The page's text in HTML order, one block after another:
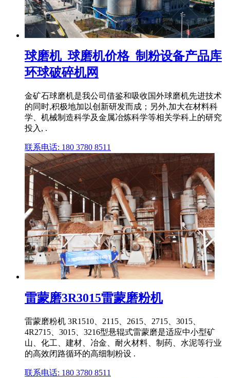
球磨机_球磨机价格_制粉设备产品库
环球破碎机网
金矿石球磨机是我公司借鉴和吸收国外球磨机先进技术
的同时,积极地加以创新研发而成；另外,加大在材料科
学、机械制造科学及金属冶炼科学等相关学科上的研究
投入, .
联系电话: 180 3780 8511
雷蒙磨3R3015雷蒙磨粉机
雷蒙磨粉机 3R1510、2115、2615、2715、3015、
4R2715、3015、3216型悬辊式雷蒙磨是适应中小型矿
山、化工、建材、冶金、耐火材料、制药、水泥等行业
的高效闭路循环的高细制粉设 .
联系电话: 180 3780 8511